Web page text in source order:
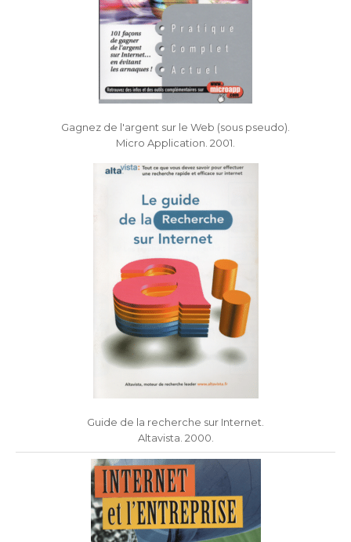
Gagnez de l'argent sur le Web (sous pseudo).
Micro Application. 2001.
Guide de la recherche sur Internet.
Altavista. 2000.